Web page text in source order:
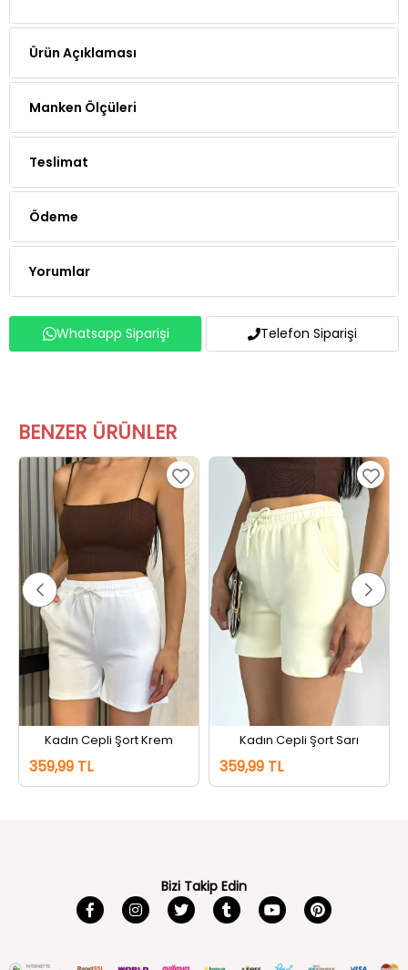
Ürün Açıklaması
Manken Ölçüleri
Teslimat
Ödeme
Yorumlar
Whatsapp Siparişi Telefon Siparişi
BENZER ÜRÜNLER
Kadın Cepli Şort Krem
359,99 TL
Kadın Cepli Şort Sarı
359,99 TL
Bizi Takip Edin